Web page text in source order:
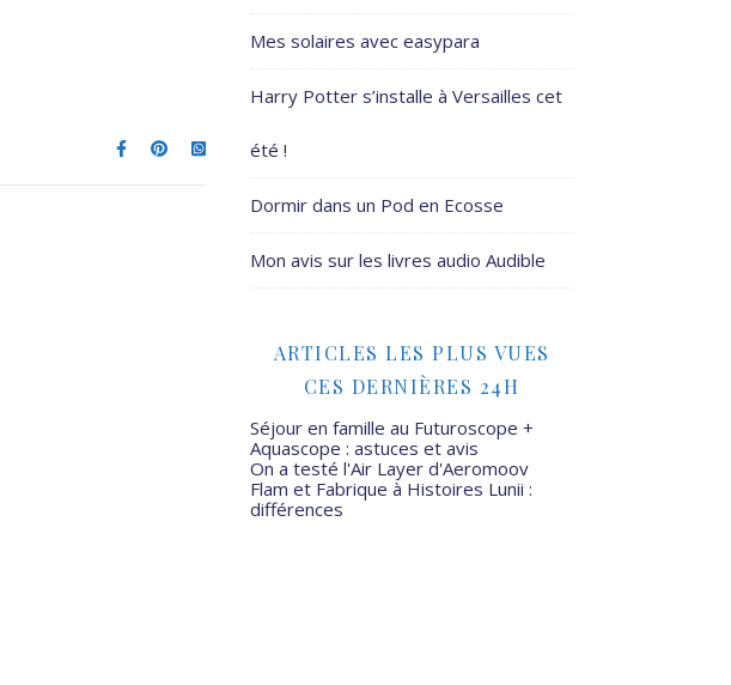
Mes solaires avec easypara
Harry Potter s’installe à Versailles cet
été !
Dormir dans un Pod en Ecosse
Mon avis sur les livres audio Audible
ARTICLES LES PLUS VUES
CES DERNIÈRES 24H
Séjour en famille au Futuroscope +
Aquascope : astuces et avis
On a testé l'Air Layer d'Aeromoov
Flam et Fabrique à Histoires Lunii :
différences